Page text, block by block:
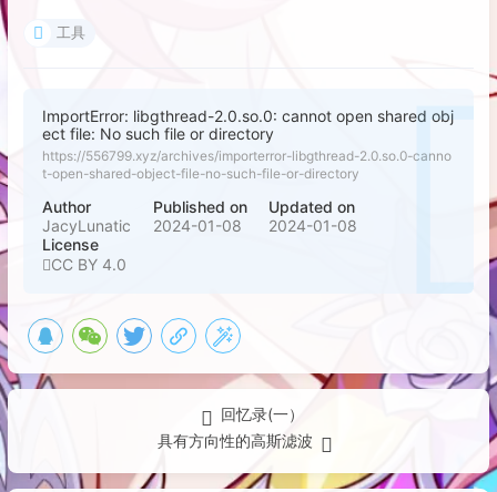
工具
ImportError: libgthread-2.0.so.0: cannot open shared obj
ect file: No such file or directory
https://556799.xyz/archives/importerror-libgthread-2.0.so.0-canno
t-open-shared-object-file-no-such-file-or-directory
Author
JacyLunatic
Published on
2024-01-08
Updated on
2024-01-08
License
CC BY 4.0
回忆录(一）
具有方向性的高斯滤波